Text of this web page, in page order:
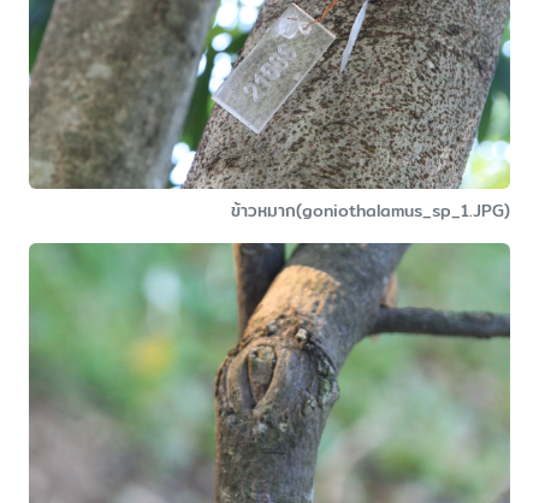
ข้าวหมาก(goniothalamus_sp_1.JPG)